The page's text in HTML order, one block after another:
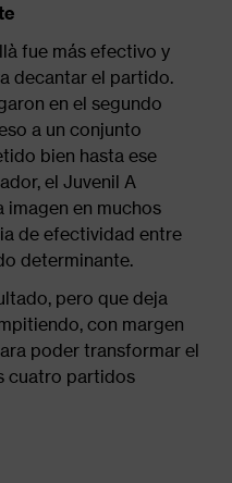
fue más efectivo y
decantar el partido.
en el segundo
a un conjunto
bien hasta ese
el Juvenil A
imagen en muchos
de efectividad entre
determinante.
pero que deja
con margen
poder transformar el
cuatro partidos